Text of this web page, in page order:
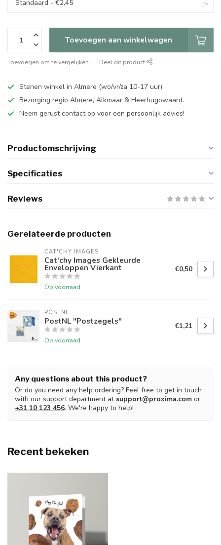
Toevoegen aan winkelwagen
Toevoegen om te vergelijken Deel dit product
Stenen winkel in Almere (wo/vr/za 10-17 uur).
Bezorging regio Almere, Alkmaar & Heerhugowaard.
Neem gerust contact op voor een persoonlijk advies!
Productomschrijving
Specificaties
Reviews
Gerelateerde producten
CAT'CHY IMAGES
Cat'chy Images Gekleurde
Enveloppen Vierkant
Op voorraad
€0,50
POSTNL
PostNL "Postzegels"
Op voorraad
€1,21
Any questions about this product?
Or do you need any help ordering? Feel free to get in touch
with our support department atsupport@proxima.com or
+31 10 123 456. We're happy to help!
Recent bekeken